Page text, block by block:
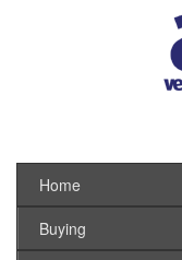
Home
Buying